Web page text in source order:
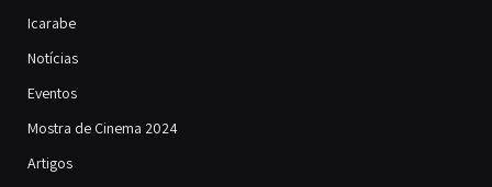
Icarabe
Notícias
Eventos
Mostra de Cinema 2024
Artigos